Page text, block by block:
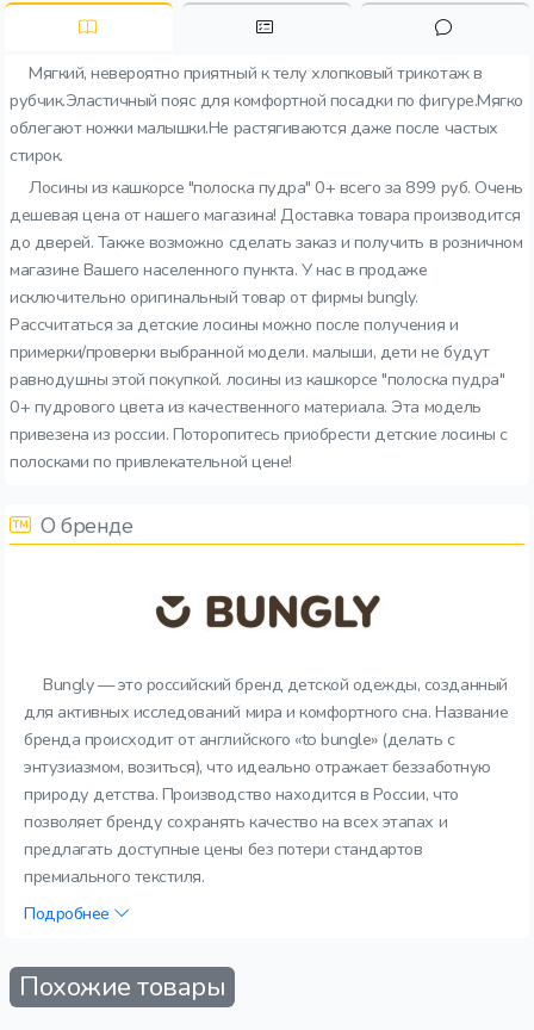
Мягкий, невероятно приятный к телу хлопковый трикотаж в
рубчик.Эластичный пояс для комфортной посадки по фигуре.Мягко
облегают ножки малышки.Не растягиваются даже после частых
стирок.
Лосины из кашкорсе "полоска пудра" 0+ всего за 899 руб. Очень
дешевая цена от нашего магазина! Доставка товара производится
до дверей. Также возможно сделать заказ и получить в розничном
магазине Вашего населенного пункта. У нас в продаже
исключительно оригинальный товар от фирмы bungly.
Рассчитаться за детские лосины можно после получения и
примерки/проверки выбранной модели. малыши, дети не будут
равнодушны этой покупкой. лосины из кашкорсе "полоска пудра"
0+ пудрового цвета из качественного материала. Эта модель
привезена из россии. Поторопитесь приобрести детские лосины с
полосками по привлекательной цене!
О бренде
Bungly — это российский бренд детской одежды, созданный
для активных исследований мира и комфортного сна. Название
бренда происходит от английского «to bungle» (делать с
энтузиазмом, возиться), что идеально отражает беззаботную
природу детства. Производство находится в России, что
позволяет бренду сохранять качество на всех этапах и
предлагать доступные цены без потери стандартов
премиального текстиля.
Подробнее
Похожие товары